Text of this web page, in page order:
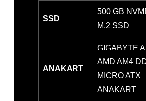
SSD
500 GB
M.2 SSD
ANAKART
GIGABYTE
AMD AM4
MICRO ATX
ANAKART